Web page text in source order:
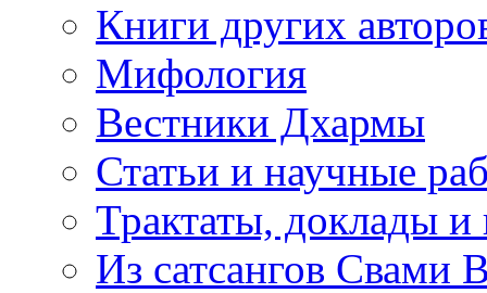
Книги других
Мифология
Вестники Дхармы
Статьи и научные
Трактаты, доклады
Из сатсангов Свами